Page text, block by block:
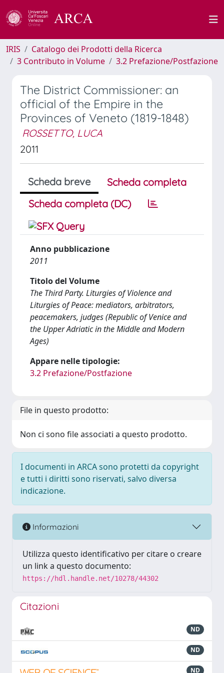
IRIS
Catalogo dei Prodotti della Ricerca
3 Contributo in Volume
3.2 Prefazione/Postfazione
The District Commissioner: an
official of the Empire in the
Provinces of Veneto (1819-1848)
ROSSETTO, LUCA
2011
Scheda breve
Scheda completa
Scheda completa (DC)
Anno pubblicazione
2011
Titolo del Volume
The Third Party. Liturgies of Violence and
Liturgies of Peace: mediators, arbitrators,
peacemakers, judges (Republic of Venice and
the Upper Adriatic in the Middle and Modern
Ages)
Appare nelle tipologie:
3.2 Prefazione/Postfazione
File in questo prodotto:
Non ci sono file associati a questo prodotto.
I documenti in ARCA sono protetti da copyright
e tutti i diritti sono riservati, salvo diversa
indicazione.
Informazioni
Utilizza questo identificativo per citare o creare
un link a questo documento:
https://hdl.handle.net/10278/44302
Citazioni
ND
ND
ND